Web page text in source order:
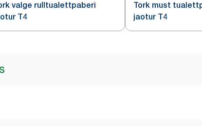
valge rulltualettpaberi
T4
Tork must
jaotur T4